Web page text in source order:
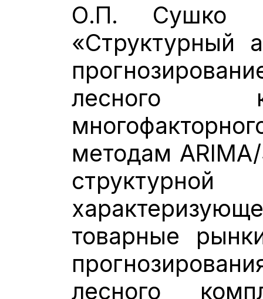
О.П. Сушко
«Структурный
лесного
методам
товарные
лесного